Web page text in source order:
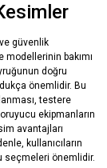
güvenlik
bakımı
doğru
önemlidir. Bu
testere
ekipmanların
avantajları
kullanıcıların
seçmeleri önemlidir.